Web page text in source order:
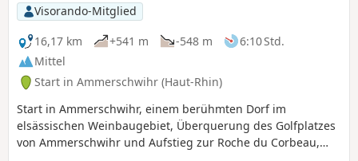
Visorando-Mitglied
16,17 km
+541 m -548 m
6:10 Std.
Mittel
Start in Ammerschwihr (Haut-Rhin)
Start in Ammerschwihr, einem berühmten Dorf im
elsässischen Weinbaugebiet, Überquerung des Golfplatzes
von Ammerschwihr und Aufstieg zur Roche du Corbeau,